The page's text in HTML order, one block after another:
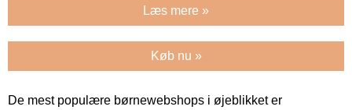
Læs mere »
Køb nu »
De mest populære børnewebshops i øjeblikket er